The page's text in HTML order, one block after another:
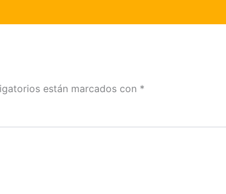
están marcados con *